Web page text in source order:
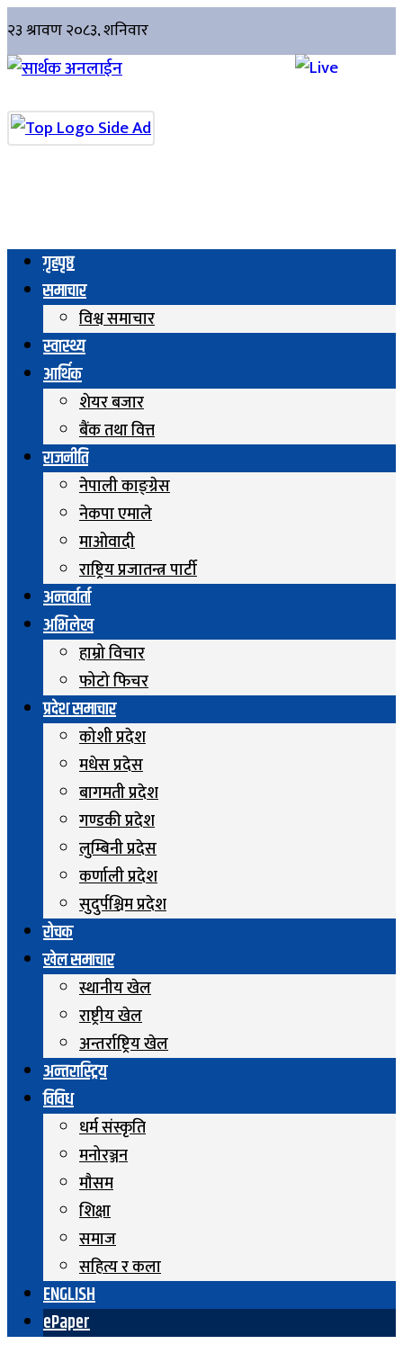
गृहपृष्ठ
समाचार
विश्व समाचार
स्वास्थ्य
आर्थिक
शेयर बजार
बैंक तथा वित्त
राजनीति
नेपाली काङ्ग्रेस
नेकपा एमाले
माओवादी
राष्ट्रिय प्रजातन्त्र पार्टी
अन्तर्वार्ता
अभिलेख
हाम्रो विचार
फोटो फिचर
प्रदेश समाचार
कोशी प्रदेश
मधेस प्रदेस
बागमती प्रदेश
गण्डकी प्रदेश
लुम्बिनी प्रदेस
कर्णाली प्रदेश
सुदुर्पश्चिम प्रदेश
रोचक
खेल समाचार
स्थानीय खेल
राष्ट्रीय खेल
अन्तर्राष्ट्रिय खेल
अन्तरास्ट्रिय
विविध
धर्म संस्कृति
मनोरञ्जन
माैसम
शिक्षा
समाज
सहित्य र कला
ENGLISH
ePaper